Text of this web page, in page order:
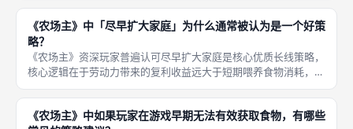
同构筑路线。《农场主》发行近二十年依旧持续高频开桌，重玩性
稳居工
《农场主》中「尽早扩大家庭」为什么通常被认为是一个好策
略？
《农场主》资深玩家普遍认可尽早扩大家庭是核心优质长线策略，
核心逻辑在于劳动力带来的复利收益远大于短期喂养食物消耗，多
层长线收益支撑该打法：第一每新增一名家庭成员，每轮永久多一
次工人放置行动，同等14轮总行动次数大幅提升，可多抢占木材、
烘烤、
《农场主》中如果玩家在游戏早期无法有效获取食物，有哪些